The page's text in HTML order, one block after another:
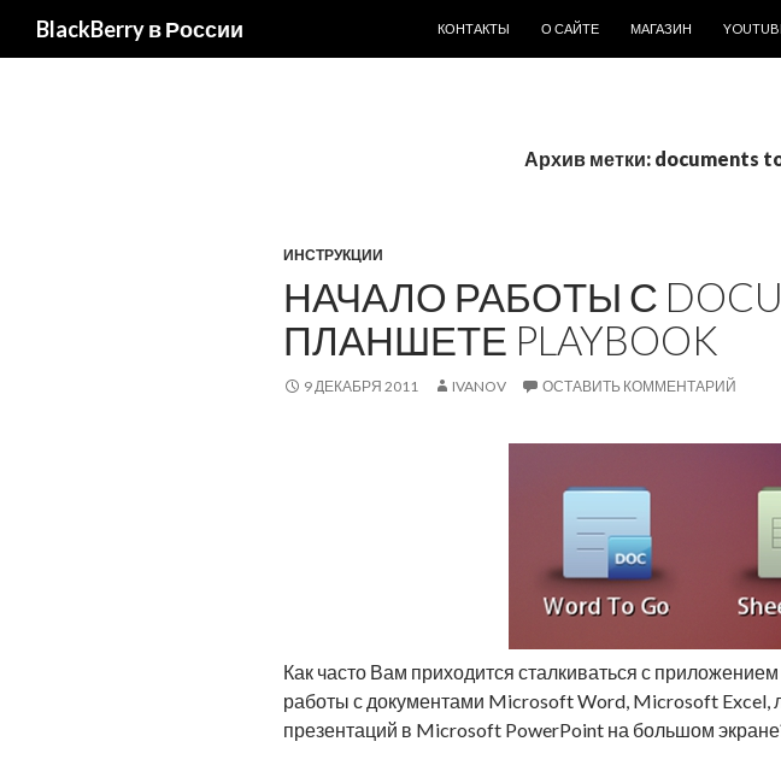
BlackBerry в России
КОНТАКТЫ
О САЙТЕ МАГАЗИН
Архив метки: documents
ИНСТРУКЦИИ
НАЧАЛО РАБОТЫ С
ПЛАНШЕТЕ PLAYBOOK
9 ДЕКАБРЯ 2011 IVANOV ОСТАВИТЬ КОММЕНТАРИЙ
Как часто Вам приходится сталкиваться с
работы с документами Microsoft Word, Microsoft Excel,
презентаций в Microsoft PowerPoint на большом